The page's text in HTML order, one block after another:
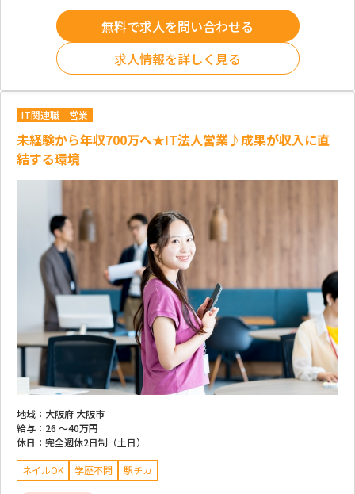
無料で求人を問い合わせる
求人情報を詳しく見る
IT関連職 営業
未経験から年収700万へ★IT法人営業♪成果が収入に直
結する環境
地域： 大阪府 大阪市
給与： 26 ～40万円
休日： 完全週休2日制（土日）
ネイルOK 学歴不問 駅チカ